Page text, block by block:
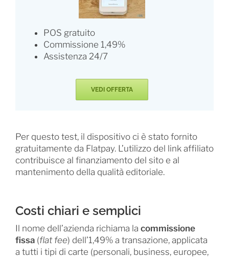
POS gratuito
Commissione 1,49%
Assistenza 24/7
VEDI OFFERTA
Per questo test, il dispositivo ci è stato fornito
gratuitamente da Flatpay. L’utilizzo del link affiliato
contribuisce al finanziamento del sito e al
mantenimento della qualità editoriale.
Costi chiari e semplici
Il nome dell’azienda richiama la commissione
fissa(flat fee) dell’1,49% a transazione, applicata
a tutti i tipi di carte (personali, business, europee,